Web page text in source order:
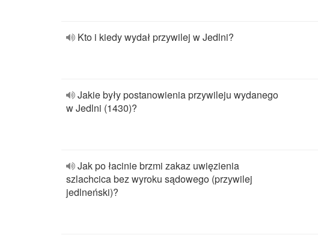
Kto i kiedy wydał przywilej w Jedlni?
Jakie były postanowienia przywileju wydanego
w Jedlni (1430)?
Jak po łacinie brzmi zakaz uwięzienia
szlachcica bez wyroku sądowego (przywilej
jedlneński)?